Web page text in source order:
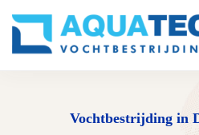
Vochtbestrijding in